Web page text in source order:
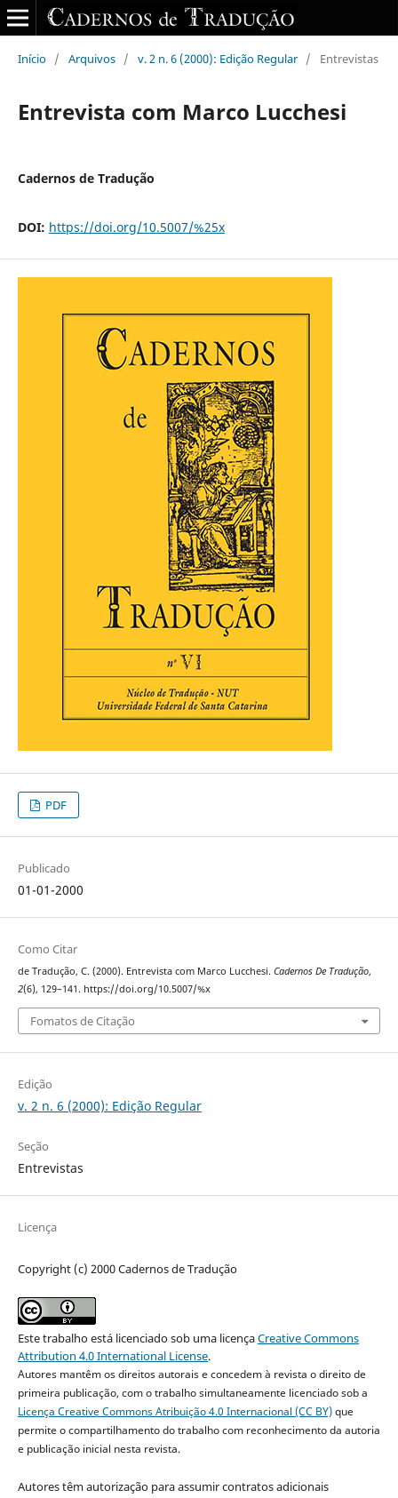
Início / Arquivos / v. 2 n. 6 (2000): Edição Regular / Entrevistas
Entrevista com Marco Lucchesi
Cadernos de Tradução
DOI: https://doi.org/10.5007/%25x
PDF
Publicado
01-01-2000
Como Citar
de Tradução, C. (2000). Entrevista com Marco Lucchesi. Cadernos De Tradução,
2(6), 129–141. https://doi.org/10.5007/%x
Fomatos de Citação
Edição
v. 2 n. 6 (2000): Edição Regular
Seção
Entrevistas
Licença
Copyright (c) 2000 Cadernos de Tradução
Este trabalho está licenciado sob uma licençaCreative Commons
Attribution 4.0 International License.
Autores mantêm os direitos autorais e concedem à revista o direito de
primeira publicação, com o trabalho simultaneamente licenciado sob a
Licença Creative Commons Atribuição 4.0 Internacional (CC BY)que
permite o compartilhamento do trabalho com reconhecimento da autoria
e publicação inicial nesta revista.
Autores têm autorização para assumir contratos adicionais